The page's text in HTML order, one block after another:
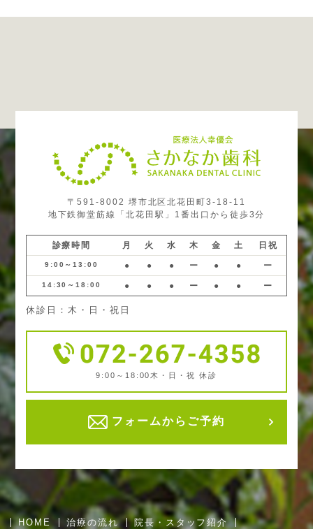
〒591-8002 堺市北区北花田町3-18-11
地下鉄御堂筋線「北花田駅」1番出口から徒歩3分
診療時間 月 火 水 木 金 土 日祝
9:00～13:00 ● ● ● ー ● ● ー
14:30～18:00 ● ● ● ー ● ● ー
休診日：木・日・祝日
9:00～18:00 木・日・祝 休診
フォームからご予約
HOME 治療の流れ
院長・スタッフ紹介